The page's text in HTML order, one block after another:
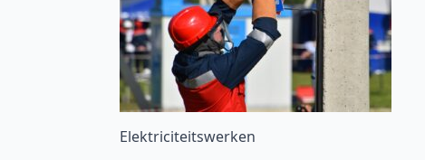
Elektriciteitswerken